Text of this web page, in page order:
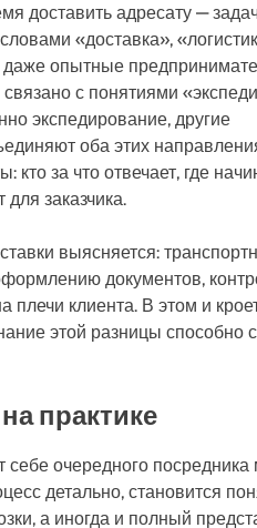
доставить адресату —
«доставка»,
даже опытные
с понятиями
экспедирование, другие
оба этих
кто за что отвечает, где
заказчика.
выясняется:
документов,
клиента. В этом и
этой разницы способно
практике
себе очередного
детально, становится
а иногда и полный